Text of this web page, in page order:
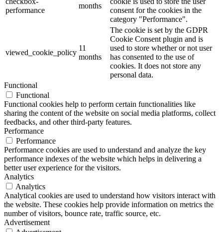
performance
months
consent for the cookies in the
category "Performance".
viewed_cookie_policy
11
months
The cookie is set by the GDPR
Cookie Consent plugin and is
used to store whether or not user
has consented to the use of
cookies. It does not store any
personal data.
Functional
Functional
Functional cookies help to perform certain functionalities like
sharing the content of the website on social media platforms, collect
feedbacks, and other third-party features.
Performance
Performance
Performance cookies are used to understand and analyze the key
performance indexes of the website which helps in delivering a
better user experience for the visitors.
Analytics
Analytics
Analytical cookies are used to understand how visitors interact with
the website. These cookies help provide information on metrics the
number of visitors, bounce rate, traffic source, etc.
Advertisement